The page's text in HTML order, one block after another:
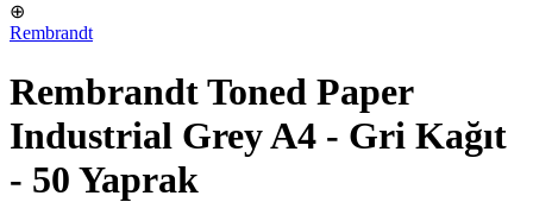
⊕
Rembrandt
Rembrandt Toned Paper
Industrial Grey A4 - Gri Kağıt
- 50 Yaprak